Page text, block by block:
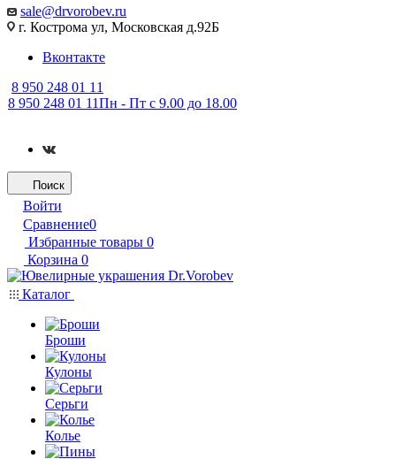
sale@drvorobev.ru
г. Кострома ул, Московская д.92Б
Вконтакте
8 950 248 01 11
8 950 248 01 11Пн - Пт с 9.00 до 18.00
Поиск
Войти
Сравнение0
Избранные товары 0
Корзина 0
Каталог
Броши
Кулоны
Серьги
Колье